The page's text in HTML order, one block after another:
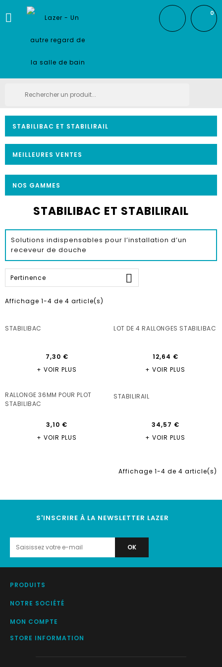
 0
STABILIBAC ET STABILIRAIL
MEILLEURES VENTES
NOS GAMMES
STABILIBAC ET STABILIRAIL
Solutions indispensables pour l’installation d’un
receveur de douche
Pertinence 
Affichage 1-4 de 4 article(s)
STABILIBAC
7,30 €
+ VOIR PLUS
LOT DE 4 RALLONGES STABILIBAC
12,64 €
+ VOIR PLUS
RALLONGE 36MM POUR PLOT
STABILIBAC
3,10 €
+ VOIR PLUS
STABILIRAIL
34,57 €
+ VOIR PLUS
Affichage 1-4 de 4 article(s)
S'INSCRIRE À LA NEWSLETTER LAZER
PRODUITS
NOTRE SOCIÉTÉ
MON COMPTE
STORE INFORMATION